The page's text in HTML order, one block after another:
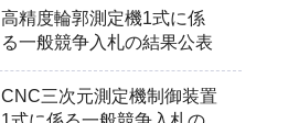
高精度輪郭測定機1式に係
る一般競争入札の結果公表
CNC三次元測定機制御装置